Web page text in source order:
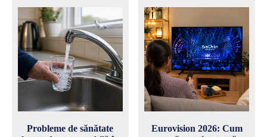
Probleme de sănătate
Eurovision 2026: Cum